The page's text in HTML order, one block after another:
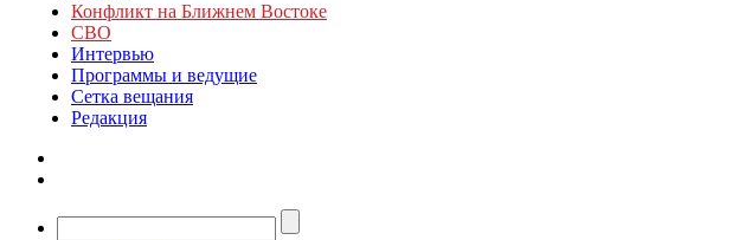
Конфликт на Ближнем Востоке
СВО
Интервью
Программы и ведущие
Сетка вещания
Редакция